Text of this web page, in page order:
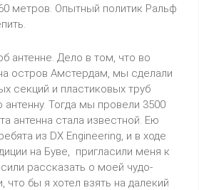
метров. Опытный политик Ральф
антенне. Дело в том, что во
остров Амстердам, мы сделали
секций и пластиковых труб
Тогда мы провели 3500
антенна стала известной. Ею
из DX Engineering, и в ходе
на Буве, пригласили меня к
рассказать о моей чудо-
что бы я хотел взять на далекий